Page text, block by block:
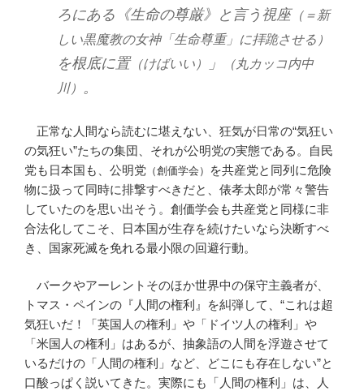
ろにある《生命の尊厳》と言う視座 （＝新
しい黒魔教の女神「生命尊重」に拝跪させる）
を根底に置（けばいい） 」
（丸カッコ内中
川）
。
正常な人間なら読むに堪えない、狂気が日常の“気狂い
の気狂い”たちの集団、それが公明党の実態である。自民
党も日本国も、公明党 （創価学会）
を共産党と同列に危険
物に扱って同時に排撃すべきだと、俵孝太郎が常々警告
していたのを思い出そう。創価学会も共産党と同様に非
合法化してこそ、日本国が生存を続けたいなら決断すべ
き、国家死滅を免れる最小限の回避行動。
バークやアーレントそのほか世界中の保守主義者が、
トマス・ペインの『人間の権利』を糾弾して、“これは超
気狂いだ！「英国人の権利」や「ドイツ人の権利」や
「米国人の権利」はあるが、抽象語の人間を浮遊させて
いるだけの「人間の権利」など、どこにも存在しない”と
口酸っぱく説いてきた。実際にも「人間の権利」は、人